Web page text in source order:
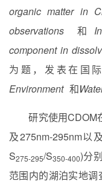
organic matter in
observations
和
component in
为题，发表在国
Environment 和
研究使用CDOM
及275nm-295nm以及
S275-295/S350-400)分
范围内的湖泊实地调